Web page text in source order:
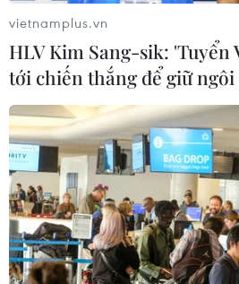
vietnamplus.vn
HLV Kim Sang-sik: 'Tuyển
tới chiến thắng để giữ ngôi